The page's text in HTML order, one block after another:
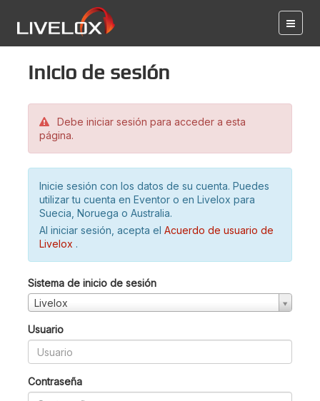
Inicio de sesión
Debe iniciar sesión para acceder a esta
página.
Inicie sesión con los datos de su cuenta. Puedes
utilizar tu cuenta en Eventor o en Livelox para
Suecia, Noruega o Australia.
Al iniciar sesión, acepta el Acuerdo de usuario de
Livelox .
Sistema de inicio de sesión
Livelox
Usuario
Contraseña